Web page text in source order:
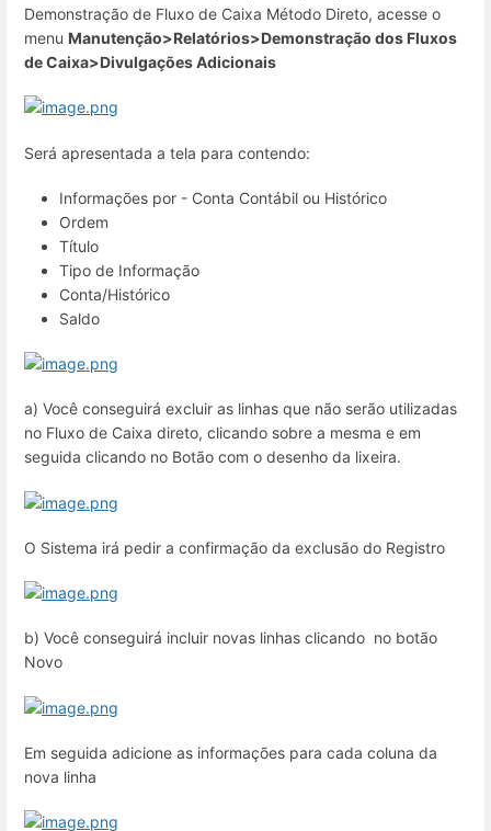
Demonstração de Fluxo de Caixa Método Direto, acesse o
menu Manutenção>Relatórios>Demonstração dos Fluxos
de Caixa>Divulgações Adicionais
Será apresentada a tela para contendo:
Informações por - Conta Contábil ou Histórico
Ordem
Título
Tipo de Informação
Conta/Histórico
Saldo
a) Você conseguirá excluir as linhas que não serão utilizadas
no Fluxo de Caixa direto, clicando sobre a mesma e em
seguida clicando no Botão com o desenho da lixeira.
O Sistema irá pedir a confirmação da exclusão do Registro
b) Você conseguirá incluir novas linhas clicando no botão
Novo
Em seguida adicione as informações para cada coluna da
nova linha